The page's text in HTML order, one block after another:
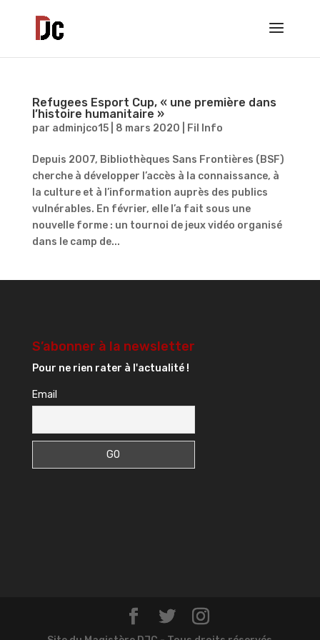
Refugees Esport Cup, « une première dans
l’histoire humanitaire »
par adminjco15| 8 mars 2020 Fil Info
Depuis 2007, Bibliothèques Sans Frontières (BSF)
cherche à développer l’accès à la connaissance, à
la culture et à l’information auprès des publics
vulnérables. En février, elle l’a fait sous une
nouvelle forme : un tournoi de jeux vidéo organisé
dans le camp de...
S’abonner à la newsletter
Pour ne rien rater à l'actualité !
Email